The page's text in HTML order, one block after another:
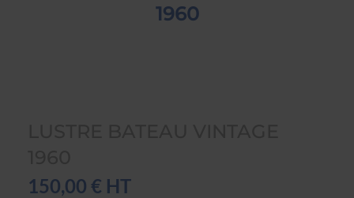
1960
150,00 € HT